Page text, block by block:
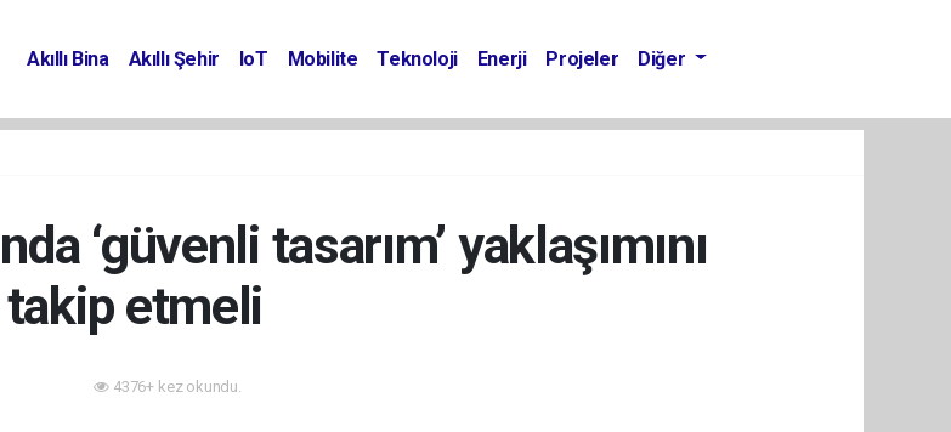
Akıllı Bina Akıllı Şehir IoT Mobilite Teknoloji Enerji Projeler Diğer
‘güvenli tasarım’ yaklaşımını
takip etmeli
4376+ kez okundu.